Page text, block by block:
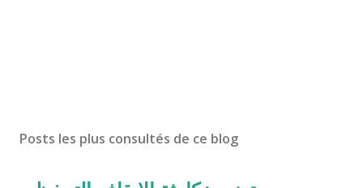
Posts les plus consultés de ce blog